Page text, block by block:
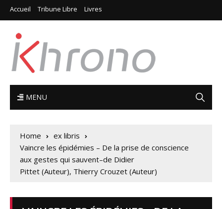
Accueil Tribune Libre Livres
MENU
Home
ex libris
Vaincre les épidémies – De la prise de conscience
aux gestes qui sauvent–de Didier
Pittet (Auteur), Thierry Crouzet (Auteur)